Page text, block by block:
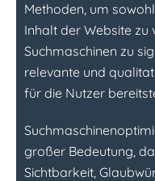
Methoden, um
Inhalt der Website zu
Suchmaschinen zu
relevante und
für die Nutzer
großer Bedeutung,
Sichtbarkeit,